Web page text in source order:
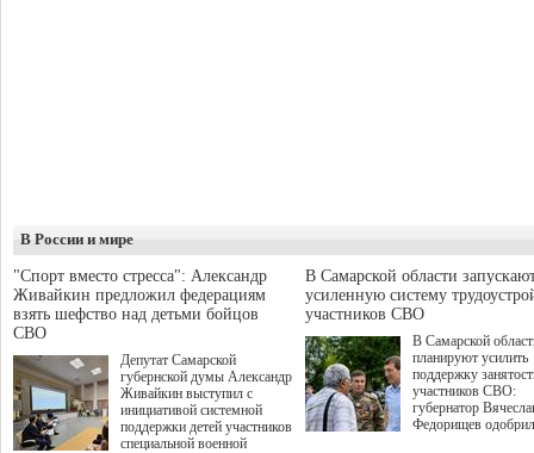
В России и мире
"Спорт вместо стресса": Александр
Живайкин предложил федерациям
взять шефство над детьми бойцов
СВО
Депутат Самарской
губернской думы Александр
Живайкин выступил с
инициативой системной
поддержки детей участников
специальной военной
В Самарской области
усиленную систему
участников СВО
В Самарской
планируют усилить
поддержку
участников СВО:
губернатор
Федорищев